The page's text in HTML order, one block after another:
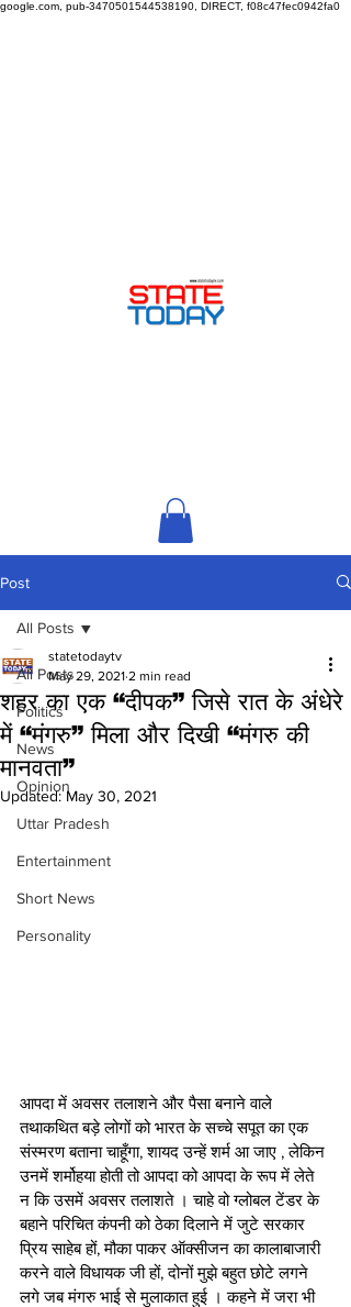
google.com, pub-3470501544538190, DIRECT, f08c47fec0942fa0
Post
All Posts
Politics
News
Opinion
Uttar Pradesh
Entertainment
Short News
Personality
All Posts
शहर का एक “दीपक” जिसे रात के अंधेरे
में “मंगरु” मिला और दिखी “मंगरु की
मानवता”
statetodaytv
May 29, 2021 2 min read
Updated:May 30, 2021
आपदा में अवसर तलाशने और पैसा बनाने वाले
तथाकथित बड़े लोगों को भारत के सच्चे सपूत का एक
संस्मरण बताना चाहूँगा, शायद उन्हें शर्म आ जाए , लेकिन
उनमें शर्मोहया होती तो आपदा को आपदा के रूप में लेते
न कि उसमें अवसर तलाशते । चाहे वो ग्लोबल टेंडर के
बहाने परिचित कंपनी को ठेका दिलाने में जुटे सरकार
प्रिय साहेब हों, मौका पाकर ऑक्सीजन का कालाबाजारी
करने वाले विधायक जी हों, दोनों मुझे बहुत छोटे लगने
लगे जब मंगरु भाई से मुलाकात हुई । कहने में जरा भी